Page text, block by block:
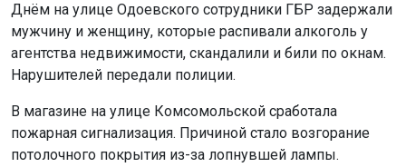
Днём на улице Одоевского сотрудники ГБР задержали
мужчину и женщину, которые распивали алкоголь у
агентства недвижимости, скандалили и били по окнам.
Нарушителей передали полиции.
В магазине на улице Комсомольской сработала
пожарная сигнализация. Причиной стало возгорание
потолочного покрытия из-за лопнувшей лампы.